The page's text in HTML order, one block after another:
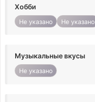
Хобби
Не указано Не указано
Музыкальные вкусы
Не указано